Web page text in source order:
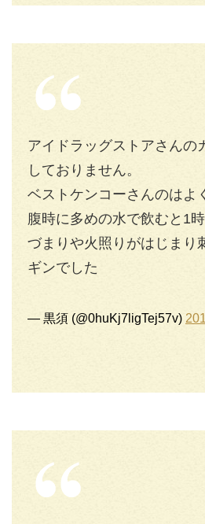
アイドラッグストアさんの
しておりません。
ベストケンコーさんのはよ
腹時に多めの水で飲むと1
づまりや火照りがはじまり
ギンでした
— 黒須 (@0huKj7ligTej57v)